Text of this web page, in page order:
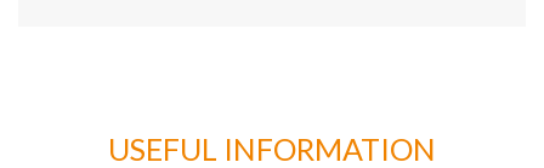
USEFUL INFORMATION